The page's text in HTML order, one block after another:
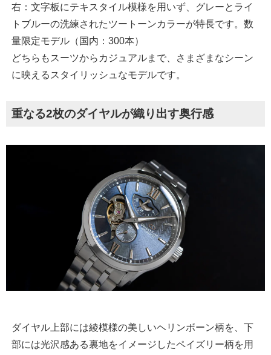
右：文字板にテキスタイル模様を用いず、グレーとライ
トブルーの洗練されたツートーンカラーが特長です。数
量限定モデル（国内：300本）
どちらもスーツからカジュアルまで、さまざまなシーン
に映えるスタイリッシュなモデルです。
重なる2枚のダイヤルが織り出す奥行感
ダイヤル上部には綾模様の美しいヘリンボーン柄を、下
部には光沢感ある裏地をイメージしたペイズリー柄を用